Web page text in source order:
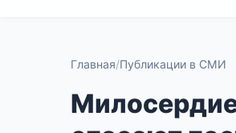
Главная Публикации в СМИ